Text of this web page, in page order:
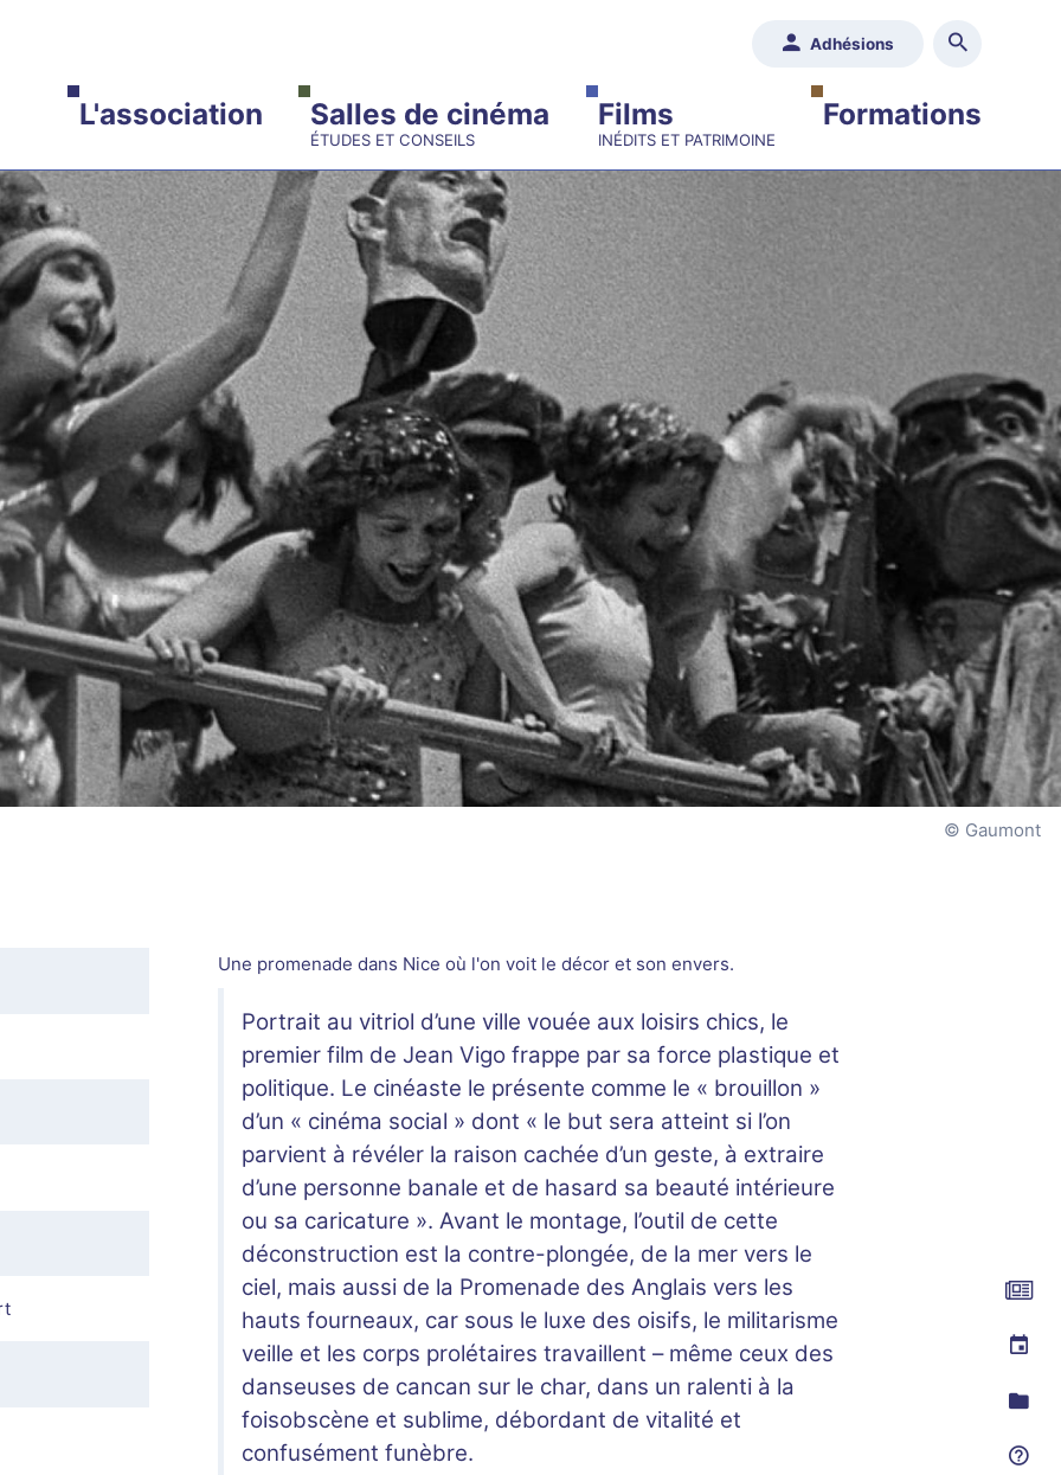
Adhésions
L'association Salles de cinéma Films Formations
Gaumont
Une promenade dans Nice où l'on voit le décor et son envers.
Portrait au vitriol d’une ville vouée aux loisirs chics, le
premier film de Jean Vigo frappe par sa force plastique et
politique. Le cinéaste le présente comme le « brouillon »
d’un « cinéma social » dont « le but sera atteint si l’on
parvient à révéler la raison cachée d’un geste, à extraire
d’une personne banale et de hasard sa beauté intérieure
ou sa caricature ». Avant le montage, l’outil de cette
déconstruction est la contre-plongée, de la mer vers le
ciel, mais aussi de la Promenade des Anglais vers les
hauts fourneaux, car sous le luxe des oisifs, le militarisme
veille et les corps prolétaires travaillent – même ceux des
danseuses de cancan sur le char, dans un ralenti à la
foisobscène et sublime, débordant de vitalité et
confusément funèbre.